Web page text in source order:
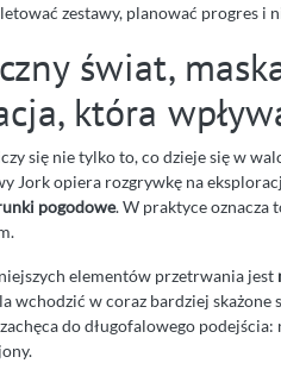
zestawy, planować progres i
świat,
która
się nie tylko to, co dzieje się w
Jork opiera rozgrywkę na
pogodowe. W praktyce oznacza
elementów przetrwania jest
wchodzić w coraz bardziej skażone
do długofalowego